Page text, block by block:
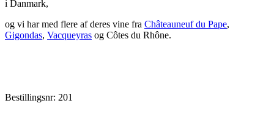
i Danmark,
og vi har med flere af deres vine fra Châteauneuf du Pape,
Gigondas, Vacqueyras og Côtes du Rhône.
Bestillingsnr: 201